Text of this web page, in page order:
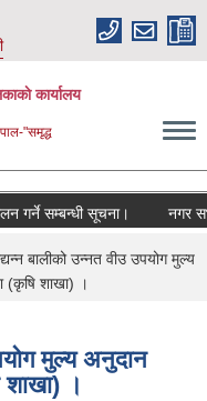
कार्यालय
"समृद्ध
सम्बन्धी सूचना। नगर सभा
बालीको उन्नत वीउ उपयोग मुल्य
(कृषि शाखा) ।
मुल्य अनुदान
शाखा) ।